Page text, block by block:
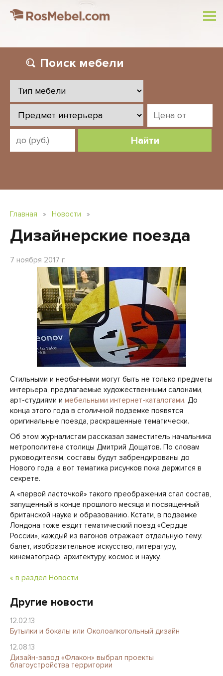
Поиск мебели
Найти
Главная » Новости »
Дизайнерские поезда
7 ноября 2017 г.
Стильными и необычными могут быть не только предметы
интерьера, предлагаемые художественными салонами,
арт-студиями и мебельными интернет-каталогами. До
конца этого года в столичной подземке появятся
оригинальные поезда, раскрашенные тематически.
Об этом журналистам рассказал заместитель начальника
метрополитена столицы Дмитрий Дощатов. По словам
руководителям, составы будут забрендированы до
Нового года, а вот тематика рисунков пока держится в
секрете.
А «первой ласточкой» такого преображения стал состав,
запущенный в конце прошлого месяца и посвященный
британской науке и образованию. Кстати, в подземке
Лондона тоже ездит тематический поезд «Сердце
России», каждый из вагонов отражает отдельную тему:
балет, изобразительное искусство, литературу,
кинематограф, архитектуру, космос и науку.
« в раздел Новости
Другие новости
12.02.13
Бутылки и бокалы или Околоалкогольный дизайн
12.08.13
Дизайн-завод «Флакон» выбрал проекты
благоустройства территории